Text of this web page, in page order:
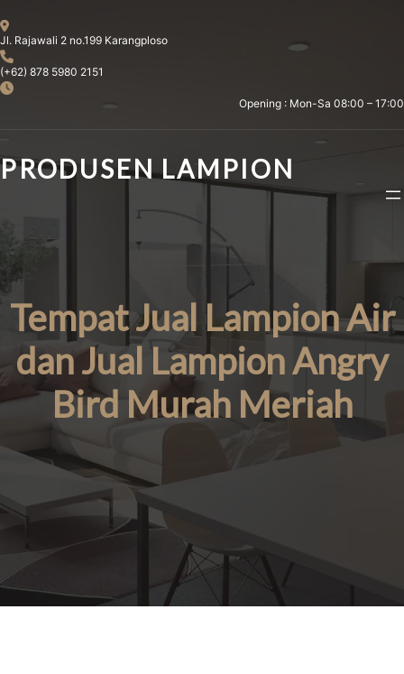
to
content
Jl. Rajawali 2 no.199 Karangploso
(+62) 878 5980 2151
Opening : Mon-Sa 08:00 – 17:00
PRODUSEN LAMPION
Tempat Jual Lampion Air
dan Jual Lampion Angry
Bird Murah Meriah